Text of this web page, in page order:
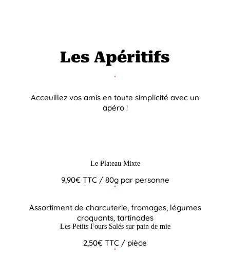
Les Apéritifs
Acceuillez vos amis en toute simplicité avec un
apéro !
Le Plateau Mixte
9,90€ TTC / 80g par personne
Assortiment de charcuterie, fromages, légumes
croquants, tartinades
Les Petits Fours Salés sur pain de mie
2,50€ TTC / pièce